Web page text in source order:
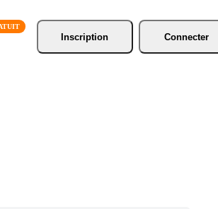
Inscription
Connecter